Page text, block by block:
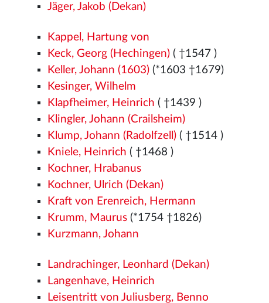
Jäger, Jakob (Dekan)
Kappel, Hartung von
Keck, Georg (Hechingen) ( †1547 )
Keller, Johann (1603) (*1603 †1679)
Kesinger, Wilhelm
Klapfheimer, Heinrich ( †1439 )
Klingler, Johann (Crailsheim)
Klump, Johann (Radolfzell) ( †1514 )
Kniele, Heinrich ( †1468 )
Kochner, Hrabanus
Kochner, Ulrich (Dekan)
Kraft von Erenreich, Hermann
Krumm, Maurus (*1754 †1826)
Kurzmann, Johann
Landrachinger, Leonhard (Dekan)
Langenhave, Heinrich
Leisentritt von Juliusberg, Benno